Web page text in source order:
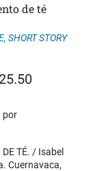
de té
, SHORT STORY
por
DE TÉ. / Isabel
Cuernavaca,